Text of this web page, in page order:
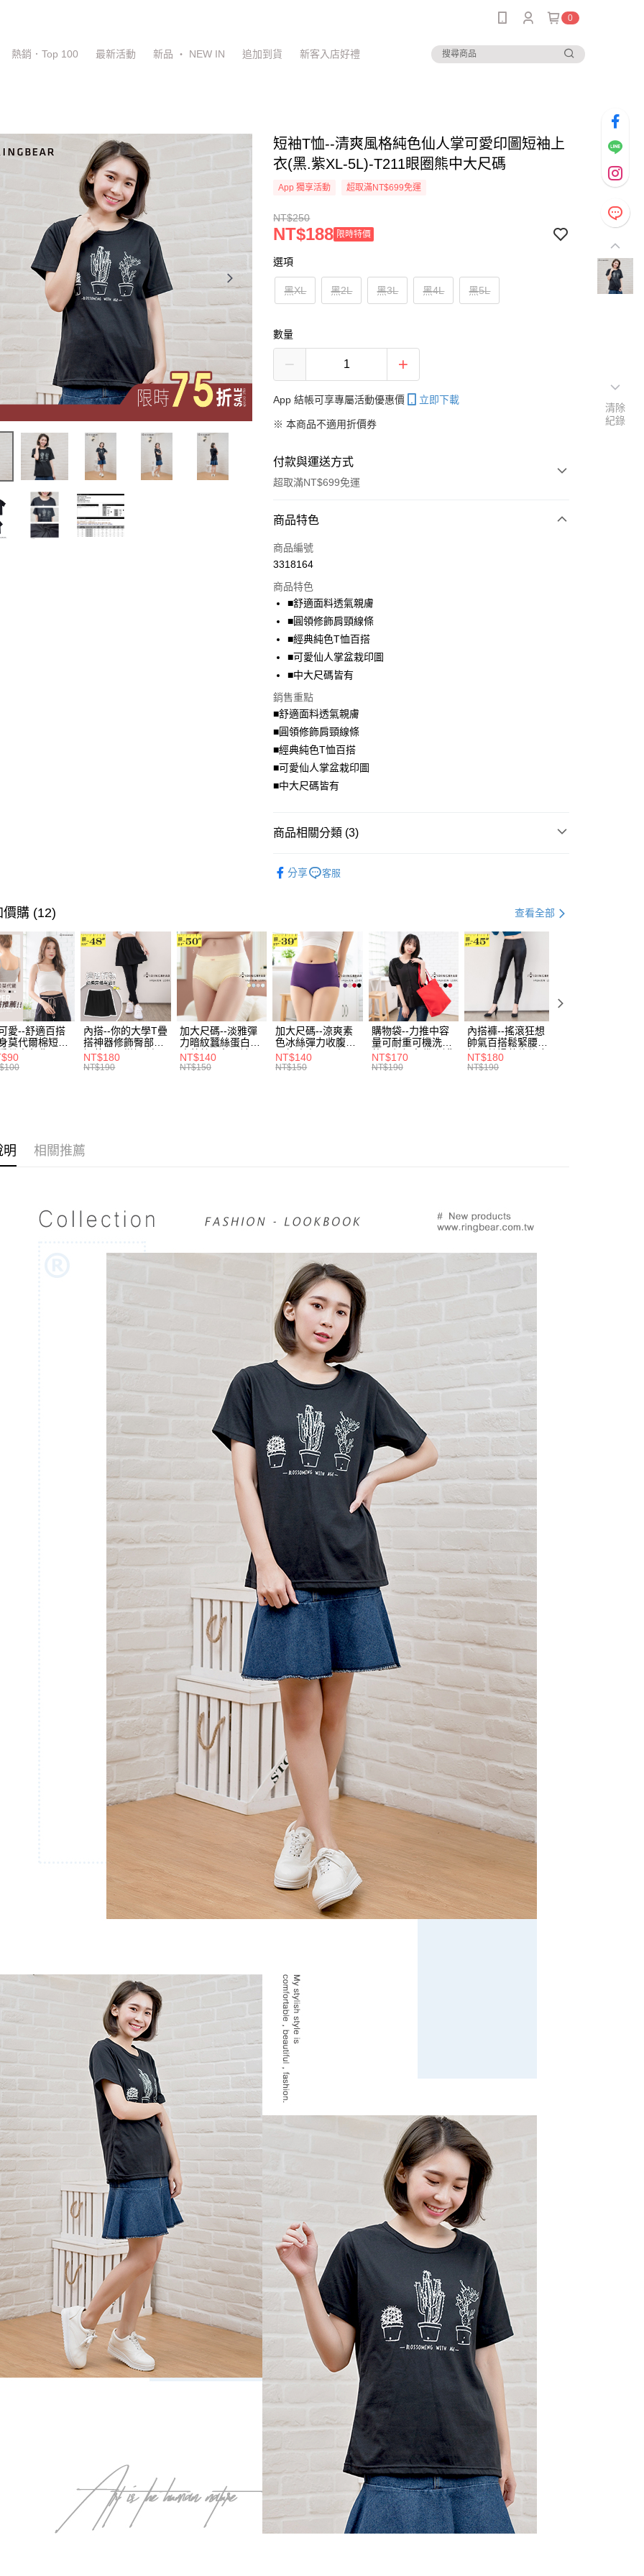
0
熱銷．Top 100 最新活動 新品 ‧ NEW IN 追加到貨 新客入店好禮
短袖T恤--清爽風格純色仙人掌可愛印圖短袖上
衣(黑.紫XL-5L)-T211眼圈熊中大尺碼
App 獨享活動 超取滿NT$699免運
NT$250
NT$188 限時特價
選項
黑XL 黑2L 黑3L 黑4L 黑5L
數量
App 結帳可享專屬活動優惠價 立即下載
※ 本商品不適用折價券
付款與運送方式
超取滿NT$699免運
付款方式
信用卡一次付款
LINE Pay
Apple Pay
街口支付
悠遊付
Google Pay
全盈+PAY
大哥付你分期
相關說明
【大哥付你分期使用說明】
流程，驗證手機門號後，選擇欲分期的期數、繳款截止日，確認付款後即
完成交易。
4.訂單成立30分鐘內，如未前往確認交易或遇審核未通過，訂單將自動取
消。如遇「轉專審核」未通過狀況，表示未達大哥付你分期系統評分，恕
1.分期款項不併入電信帳單，「大哥付你分期」於每月結算日後寄送繳費提
醒簡訊。
2.透過簡訊連結打開帳單後，可選擇「超商條碼／台灣大直營門市／銀行轉
帳／街口支付／iPASS MONEY」等通路繳費。
【注意事項】
1.本服務係由「台灣大哥大股份有限公司」（以下簡稱本公司）所提供，讓
用戶於交易時，得透過本服務購買商品或服務，並由商店將買賣／分期付
款買賣價金債權讓與本公司後，依約使用本公司帳單繳交帳款。
2.基於同意付款使用「大哥付你分期」之契約關係目的，商店將以您的個人
資料（包含姓名、電話或地址）提供予台灣大哥大進項蒐集、處理及利
用，由本公司與您本人進行分期帳單所需資料之確認、核對及更正。
3.完整用戶服務條款，請詳閱以下連結：
https://oppay.tw/userRule
【關於「AFTEE先享後付」】
１．簡單：不需註冊會員、不需綁卡、不需儲值。
１．於結帳方式選擇「AFTEE先享後付」後，將跳轉至「AFTEE先享後
付」結帳頁面，進行簡訊認證並確認金額後，即可完成結帳。
２．訂單成立數日內，您將收到繳費通知簡訊。
３．收到繳費通知簡訊後14天內，點擊此簡訊中的連結，可透過四大超商
／ATM／網路銀行／等多元方式進行付款，方視為交易完成。
※ 請注意：結帳手續完成當下不需立刻繳費，但若您需要取消訂單，請聯
絡購買商品的店家。未經商家同意取消之訂單仍視為有效，需透過AFTEE
先享後付繳納相關費用。
※ 交易是否成功請以「AFTEE先享後付 」之結帳頁面顯示為準，若有關於
是否繳費成功／繳費後需取消欲退款等相關疑問，請聯繫「AFTEE先享後
付客戶支援中心」
https://netprotections.freshdesk.com/support/home
即時審查核予不同之上限額度；若仍有額度不足之情形，本公司將視審查
形，恩沛科技股份有限公司將有權停止該用戶之使用額度並採取法律行
動。
ATM付款
每筆NT$70，滿NT$699(含以上)免運費
付款後全家取貨
每筆NT$70，滿NT$699(含以上)免運費
7-11取貨付款
每筆NT$70，滿NT$799(含以上)免運費
付款後7-11取貨
每筆NT$70，滿NT$699(含以上)免運費
商品特色
商品編號
3318164
商品特色
■舒適面料透氣親膚
■圓領修飾肩頸線條
■經典純色T恤百搭
■可愛仙人掌盆栽印圖
■中大尺碼皆有
銷售重點
■舒適面料透氣親膚
■圓領修飾肩頸線條
■經典純色T恤百搭
■可愛仙人掌盆栽印圖
■中大尺碼皆有
商品相關分類 (3)
分享 客服
價購 (12) 查看全部
愛--舒適百搭
莫代爾棉短版
帶素色背心
黑.灰L-2L)-
內搭--你的大學T疊
搭神器修飾臀部下
擺萬用內搭裙/遮臀
裙(黑2L-6L)-Q155
NT$180
NT$190
加大尺碼--淡雅彈
力暗紋蠶絲蛋白無
痕蕾絲三角內褲
(白.粉.藍.黃XL-
NT$140
NT$150
加大尺碼--涼爽素
色冰絲彈力收腹提
臀無痕中腰三角內
褲(黑.紅.粉.紫L-
NT$140
NT$150
購物袋--力推中容
量可耐重可機洗烘
乾環保帆布袋/側背
包(黑.紅.米F)-
NT$170
NT$190
內搭褲--搖滾狂想
帥氣百搭鬆緊腰頭
超彈絲滑薄款仿皮
褲(黑XL-6L)-R179
NT$180
NT$190
明 相關推薦
清除
紀錄